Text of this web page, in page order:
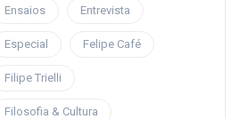
Ensaios Entrevista
Especial Felipe Café
Filipe Trielli
Filosofia & Cultura